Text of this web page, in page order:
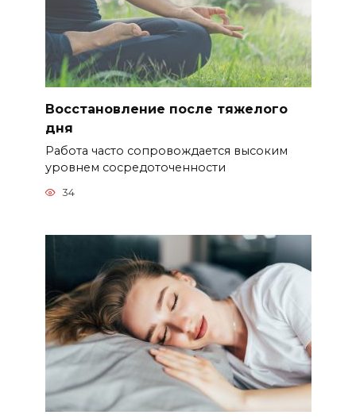
Восстановление после тяжелого
дня
Работа часто сопровождается высоким
уровнем сосредоточенности
34